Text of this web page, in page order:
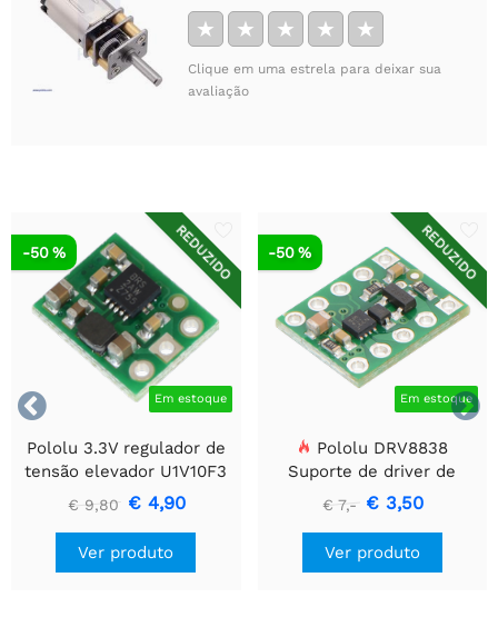
★ ★ ★ ★ ★
Clique em uma estrela para deixar sua
avaliação


REDUZIDO
Em estoque
-50 %
Pololu 3.3V regulador de
tensão elevador U1V10F3
€ 9,80 € 4,90
Ver produto
REDUZIDO
Em estoque
-50 %
Pololu DRV8838
Suporte de driver de
motor CC escovado
simples
€ 7,- € 3,50
Ver produto